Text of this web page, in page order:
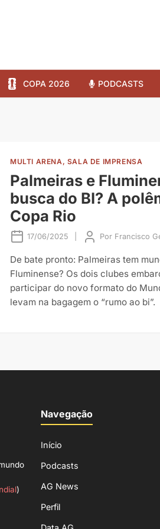
COPA 2026 PODCASTS
MULTI ARENA, SALA DE IMPRENSA
Palmeiras e
busca do BI? A
Copa Rio
17/06/2025 Por Francisco
De bate pronto: Palmeiras tem
Fluminense? Os dois clubes
participar do novo formato do
levam na bagagem o “rumo ao bi”.
)
Navegação
Início
Podcasts
AG News
Perfil